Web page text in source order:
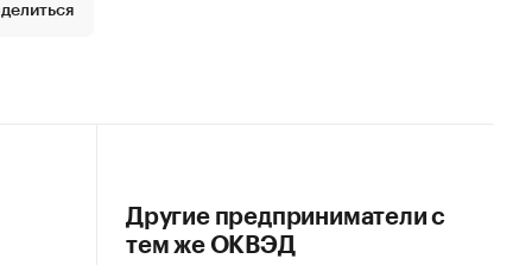
Другие предприниматели с
тем же ОКВЭД